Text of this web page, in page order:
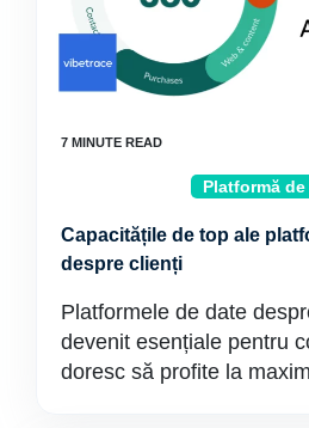
Platformă
Capacitățile de top ale
despre clienți
Platformele de date
devenit esențiale pentru
doresc să profite la